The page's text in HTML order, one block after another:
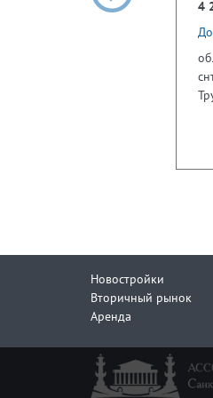
4
Новостройки
Вторичный рынок
Аренда